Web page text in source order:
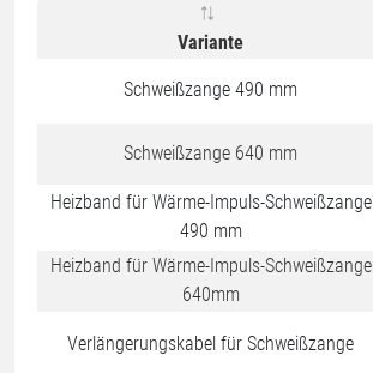
Variante
Schweißzange 490 mm
Schweißzange 640 mm
Heizband für Wärme-Impuls-Schweißzange
490 mm
Heizband für Wärme-Impuls-Schweißzange
640mm
Verlängerungskabel für Schweißzange